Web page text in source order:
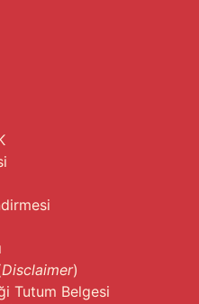
Disclaimer)
Tutum Belgesi